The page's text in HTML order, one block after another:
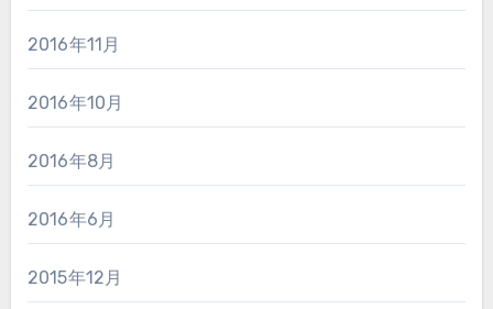
2016年11月
2016年10月
2016年8月
2016年6月
2015年12月